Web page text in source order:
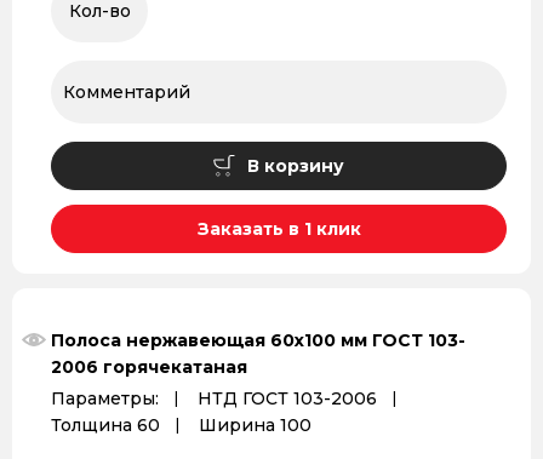
В корзину
Заказать в 1 клик
Полоса нержавеющая 60х100 мм ГОСТ 103-
2006 горячекатаная
Параметры:
НТД ГОСТ 103-2006
Толщина 60
Ширина 100